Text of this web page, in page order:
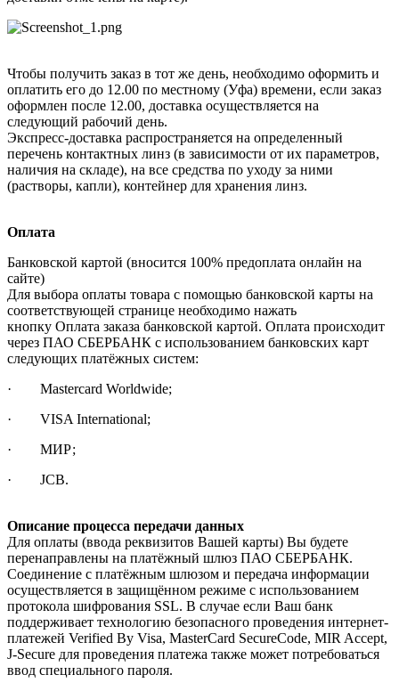
Чтобы получить заказ в тот же день, необходимо оформить и
оплатить его до 12.00 по местному (Уфа) времени, если заказ
оформлен после 12.00, доставка осуществляется на
следующий рабочий день.
Экспресс-доставка распространяется на определенный
перечень контактных линз (в зависимости от их параметров,
наличия на складе), на все средства по уходу за ними
(растворы, капли), контейнер для хранения линз.
Оплата
Банковской картой (вносится 100% предоплата онлайн на
сайте)
Для выбора оплаты товара с помощью банковской карты на
соответствующей странице необходимо нажать
кнопку Оплата заказа банковской картой. Оплата происходит
через ПАО СБЕРБАНК с использованием банковских карт
следующих платёжных систем:
· Mastercard Worldwide;
· VISA International;
· МИР;
· JCB.
Описание процесса передачи данных
Для оплаты (ввода реквизитов Вашей карты) Вы будете
перенаправлены на платёжный шлюз ПАО СБЕРБАНК.
Соединение с платёжным шлюзом и передача информации
осуществляется в защищённом режиме с использованием
протокола шифрования SSL. В случае если Ваш банк
поддерживает технологию безопасного проведения интернет-
платежей Verified By Visa, MasterCard SecureCode, MIR Accept,
J-Secure для проведения платежа также может потребоваться
ввод специального пароля.